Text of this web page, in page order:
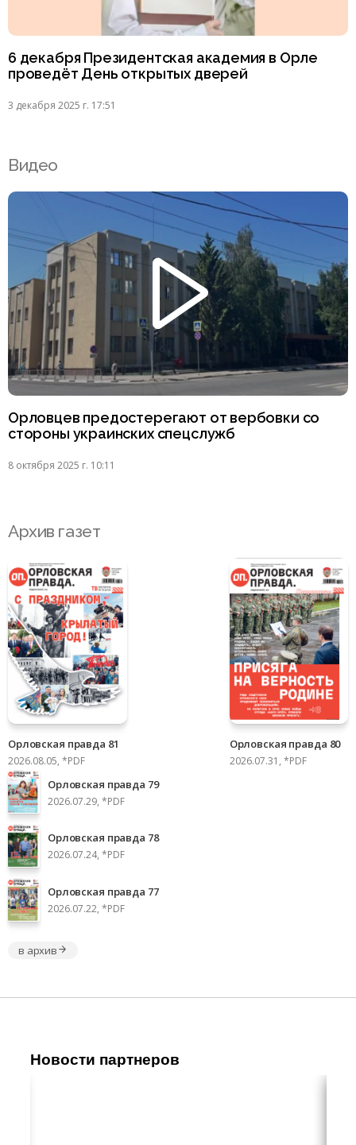
6 декабря Президентская академия в Орле
проведёт День открытых дверей
3 декабря 2025 г. 17:51
Видео
Орловцев предостерегают от вербовки со
стороны украинских спецслужб
8 октября 2025 г. 10:11
Архив газет
Орловская правда 81
2026.08.05, *PDF
Орловская правда 80
2026.07.31, *PDF
Орловская правда 79
2026.07.29, *PDF
Орловская правда 78
2026.07.24, *PDF
Орловская правда 77
2026.07.22, *PDF
в архив
Новости партнеров